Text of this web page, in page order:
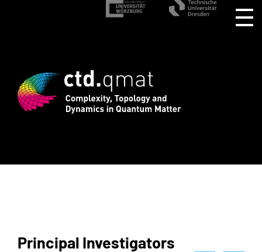
ends August 1 +++
Principal Investigators